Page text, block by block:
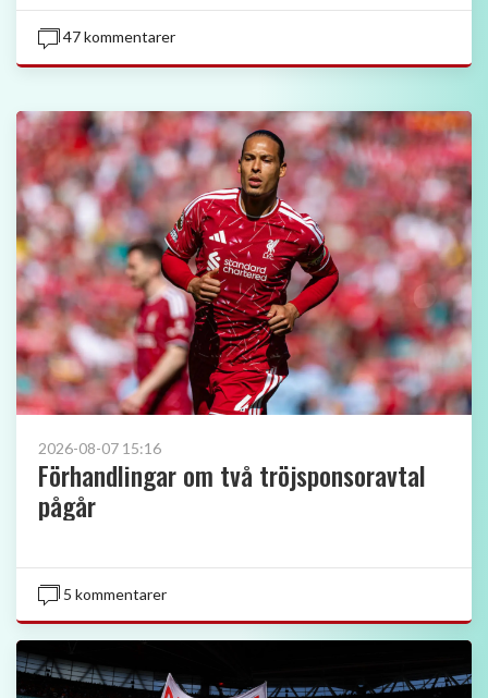
47 kommentarer
2026-08-07 15:16
Förhandlingar om två tröjsponsoravtal
pågår
5 kommentarer